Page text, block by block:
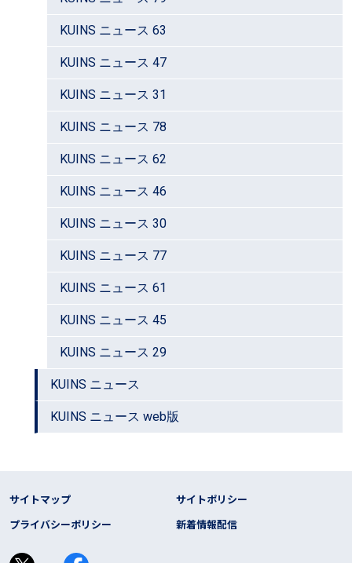
KUINS ニュース 63
KUINS ニュース 47
KUINS ニュース 31
KUINS ニュース 78
KUINS ニュース 62
KUINS ニュース 46
KUINS ニュース 30
KUINS ニュース 77
KUINS ニュース 61
KUINS ニュース 45
KUINS ニュース 29
KUINS ニュース
KUINS ニュース web版
フッター リンク
サイトマップ
サイトポリシー
プライバシーポリシー
新着情報配信